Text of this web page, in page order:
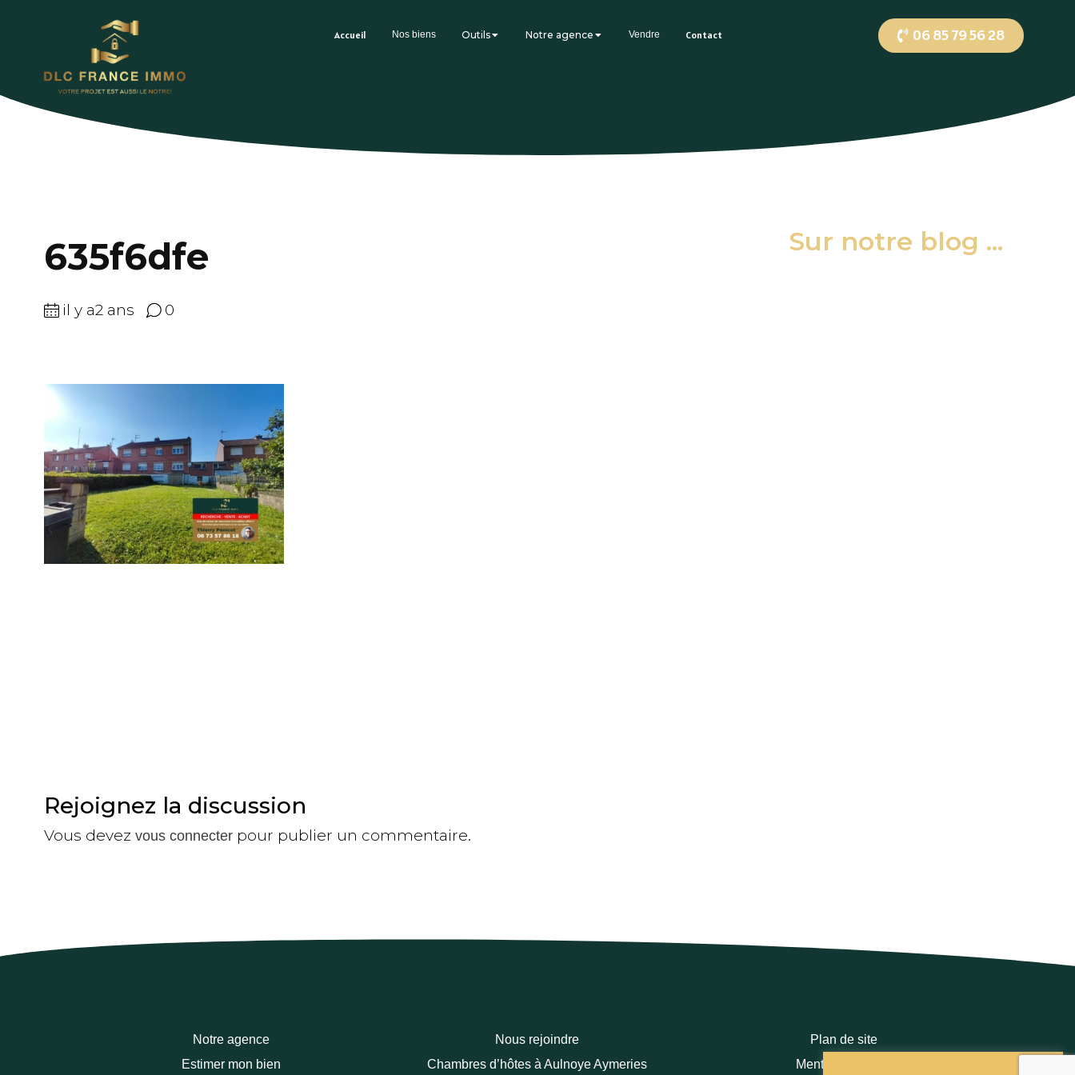
Accueil Nos biens Outils Notre agence Vendre Contact 06 85 79 56 28
635f6dfe
il y a2 ans 0
Rejoignez la discussion
Vous devez vous connecter pour publier un commentaire.
Sur notre blog ...
Notre agence
Estimer mon bien
Nous rejoindre
Chambres d’hôtes à Aulnoye Aymeries
Plan de site
Mentions légales